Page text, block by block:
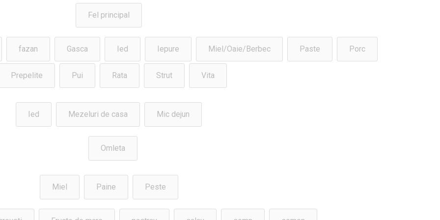
Fel principal
fazan Gasca Ied Iepure Miel/Oaie/Berbec Paste Porc
Prepelite Pui Rata Strut Vita
Ied Mezeluri de casa Mic dejun
Omleta
Miel Paine Peste